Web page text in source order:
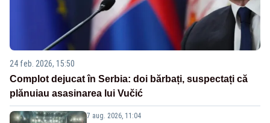
24 feb. 2026, 15:50
Complot dejucat în Serbia: doi bărbați, suspectați că
plănuiau asasinarea lui Vučić
7 aug. 2026, 11:04